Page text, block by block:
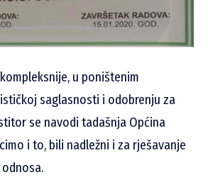
u poništenim
saglasnosti i odobrenju za
se navodi tadašnja Općina
i to, bili nadležni i za rješavanje